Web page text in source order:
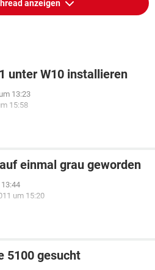
anzeigen
unter W10 installieren
13:23
15:58
einmal grau geworden
um 15:20
5100 gesucht